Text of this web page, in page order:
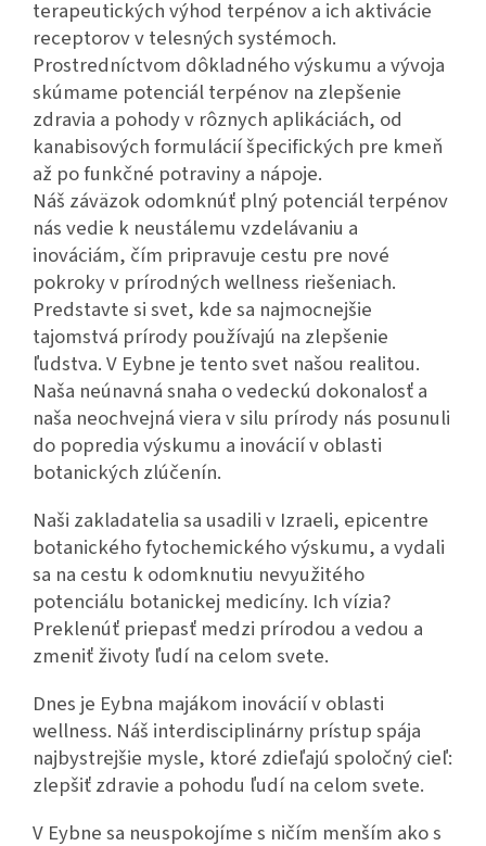
terapeutických výhod terpénov a ich aktivácie
receptorov v telesných systémoch.
Prostredníctvom dôkladného výskumu a vývoja
skúmame potenciál terpénov na zlepšenie
zdravia a pohody v rôznych aplikáciách, od
kanabisových formulácií špecifických pre kmeň
až po funkčné potraviny a nápoje.
Náš záväzok odomknúť plný potenciál terpénov
nás vedie k neustálemu vzdelávaniu a
inováciám, čím pripravuje cestu pre nové
pokroky v prírodných wellness riešeniach.
Predstavte si svet, kde sa najmocnejšie
tajomstvá prírody používajú na zlepšenie
ľudstva. V Eybne je tento svet našou realitou.
Naša neúnavná snaha o vedeckú dokonalosť a
naša neochvejná viera v silu prírody nás posunuli
do popredia výskumu a inovácií v oblasti
botanických zlúčenín.
Naši zakladatelia sa usadili v Izraeli, epicentre
botanického fytochemického výskumu, a vydali
sa na cestu k odomknutiu nevyužitého
potenciálu botanickej medicíny. Ich vízia?
Preklenúť priepasť medzi prírodou a vedou a
zmeniť životy ľudí na celom svete.
Dnes je Eybna majákom inovácií v oblasti
wellness. Náš interdisciplinárny prístup spája
najbystrejšie mysle, ktoré zdieľajú spoločný cieľ:
zlepšiť zdravie a pohodu ľudí na celom svete.
V Eybne sa neuspokojíme s ničím menším ako s